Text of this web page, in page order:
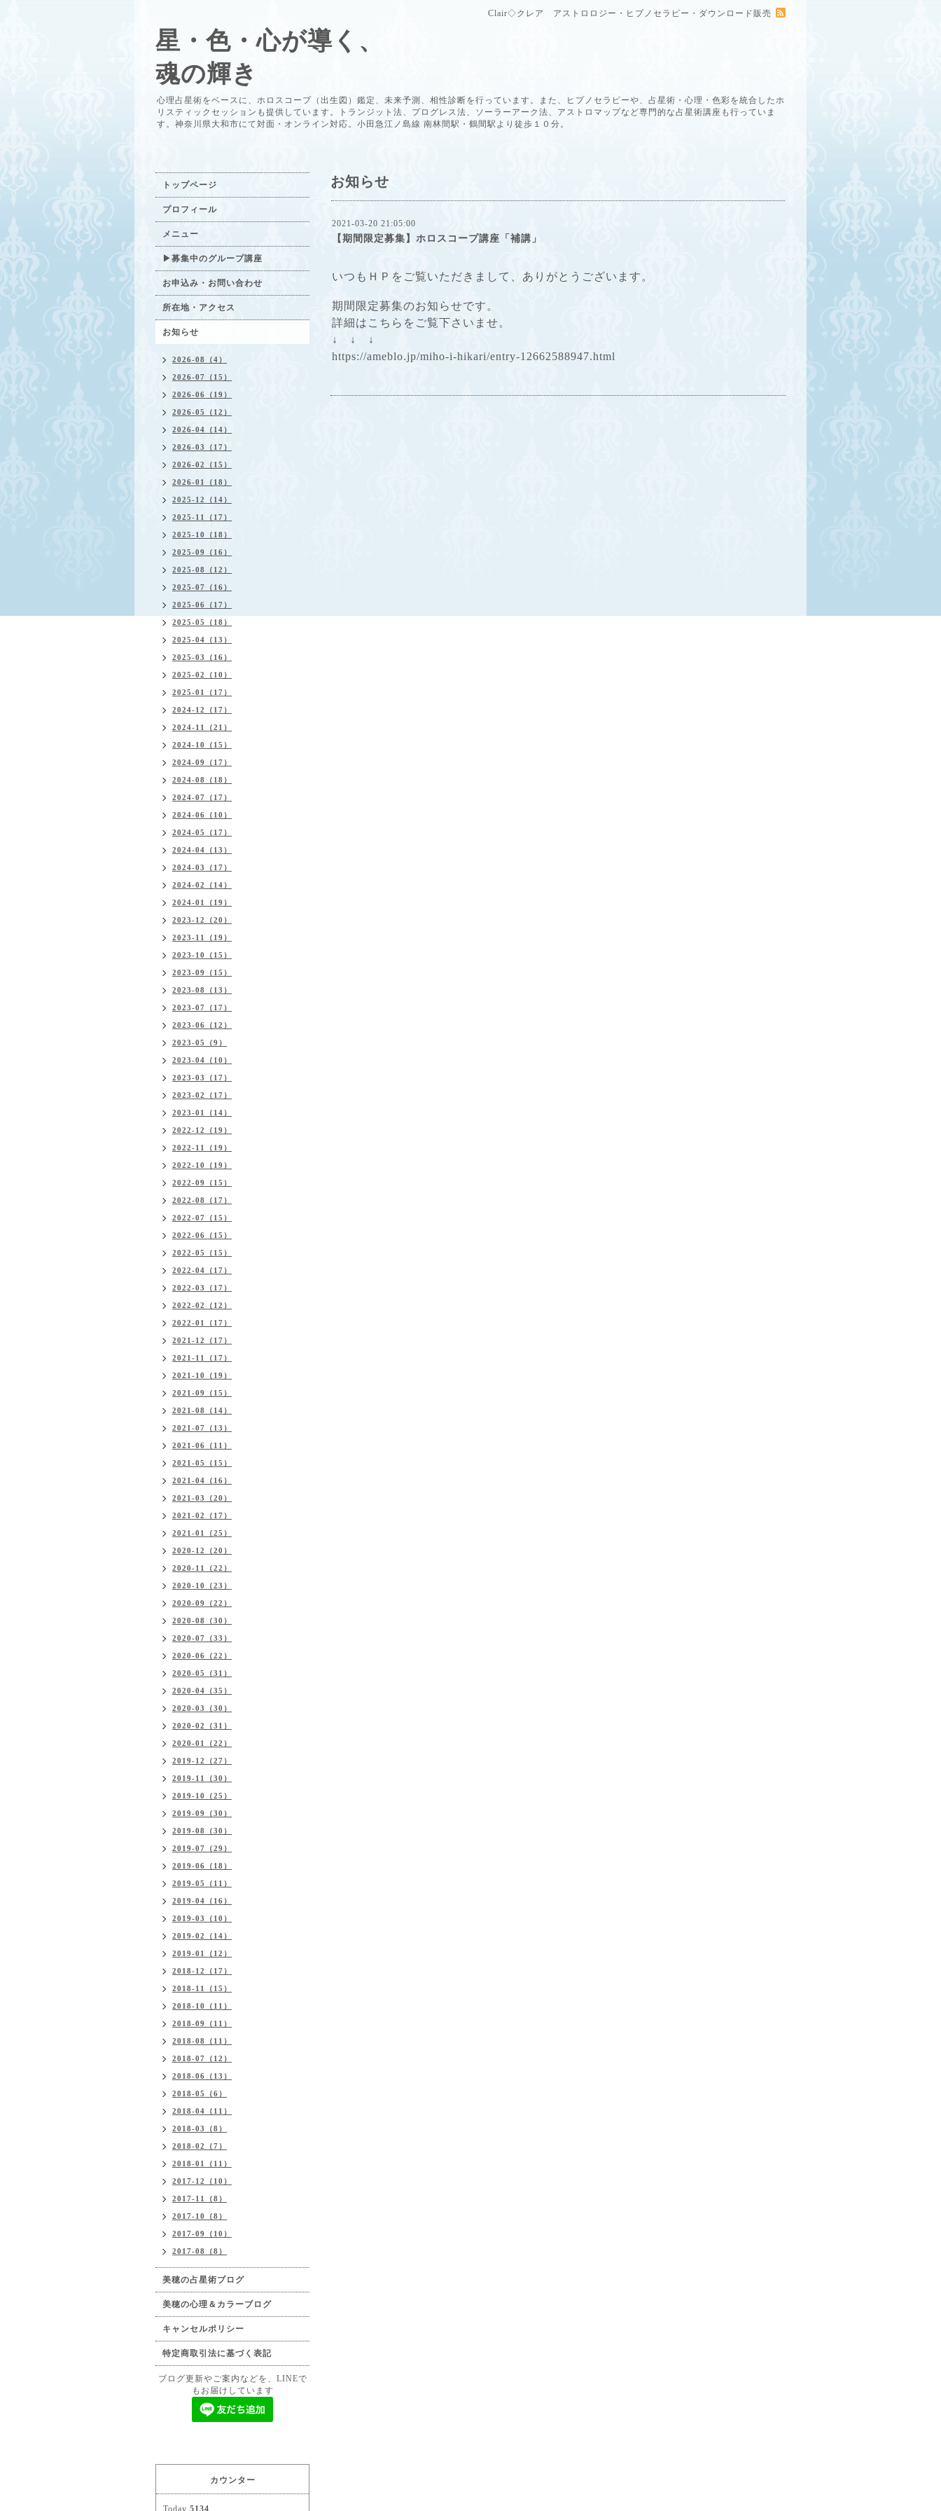
Clair◇クレア アストロロジー・ヒプノセラピー・ダウンロード販売
星・色・心が導く、
魂の輝き
心理占星術をベースに、ホロスコープ（出生図）鑑定、未来予測、相性診断を行っています。また、ヒプノセラピーや、占星術・心理・色彩を統合したホ
リスティックセッションも提供しています。トランジット法、プログレス法、ソーラーアーク法、アストロマップなど専門的な占星術講座も行っていま
す。神奈川県大和市にて対面・オンライン対応。小田急江ノ島線 南林間駅・鶴間駅より徒歩１０分。
お知らせ
2021-03-20 21:05:00
【期間限定募集】ホロスコープ講座「補講」
いつもＨＰをご覧いただきまして、ありがとうございます。
期間限定募集のお知らせです。
詳細はこちらをご覧下さいませ。
↓ ↓ ↓
https://ameblo.jp/miho-i-hikari/entry-12662588947.html
トップページ
プロフィール
メニュー
▶募集中のグループ講座
お申込み・お問い合わせ
所在地・アクセス
お知らせ
2026-08（4）
2026-07（15）
2026-06（19）
2026-05（12）
2026-04（14）
2026-03（17）
2026-02（15）
2026-01（18）
2025-12（14）
2025-11（17）
2025-10（18）
2025-09（16）
2025-08（12）
2025-07（16）
2025-06（17）
2025-05（18）
2025-04（13）
2025-03（16）
2025-02（10）
2025-01（17）
2024-12（17）
2024-11（21）
2024-10（15）
2024-09（17）
2024-08（18）
2024-07（17）
2024-06（10）
2024-05（17）
2024-04（13）
2024-03（17）
2024-02（14）
2024-01（19）
2023-12（20）
2023-11（19）
2023-10（15）
2023-09（15）
2023-08（13）
2023-07（17）
2023-06（12）
2023-05（9）
2023-04（10）
2023-03（17）
2023-02（17）
2023-01（14）
2022-12（19）
2022-11（19）
2022-10（19）
2022-09（15）
2022-08（17）
2022-07（15）
2022-06（15）
2022-05（15）
2022-04（17）
2022-03（17）
2022-02（12）
2022-01（17）
2021-12（17）
2021-11（17）
2021-10（19）
2021-09（15）
2021-08（14）
2021-07（13）
2021-06（11）
2021-05（15）
2021-04（16）
2021-03（20）
2021-02（17）
2021-01（25）
2020-12（20）
2020-11（22）
2020-10（23）
2020-09（22）
2020-08（30）
2020-07（33）
2020-06（22）
2020-05（31）
2020-04（35）
2020-03（30）
2020-02（31）
2020-01（22）
2019-12（27）
2019-11（30）
2019-10（25）
2019-09（30）
2019-08（30）
2019-07（29）
2019-06（18）
2019-05（11）
2019-04（16）
2019-03（10）
2019-02（14）
2019-01（12）
2018-12（17）
2018-11（15）
2018-10（11）
2018-09（11）
2018-08（11）
2018-07（12）
2018-06（13）
2018-05（6）
2018-04（11）
2018-03（8）
2018-02（7）
2018-01（11）
2017-12（10）
2017-11（8）
2017-10（8）
2017-09（10）
2017-08（8）
美穂の占星術ブログ
美穂の心理＆カラーブログ
キャンセルポリシー
特定商取引法に基づく表記
ブログ更新やご案内などを、LINEで
もお届けしています
カウンター
Today 5134